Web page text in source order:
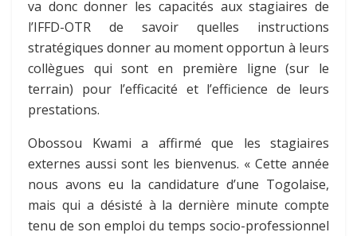
va donc donner les capacités aux stagiaires de
l’IFFD-OTR de savoir quelles instructions
stratégiques donner au moment opportun à leurs
collègues qui sont en première ligne (sur le
terrain) pour l’efficacité et l’efficience de leurs
prestations.
Obossou Kwami a affirmé que les stagiaires
externes aussi sont les bienvenus. « Cette année
nous avons eu la candidature d’une Togolaise,
mais qui a désisté à la dernière minute compte
tenu de son emploi du temps socio-professionnel